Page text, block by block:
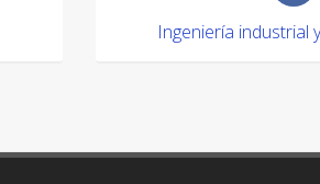
Ingeniería industrial